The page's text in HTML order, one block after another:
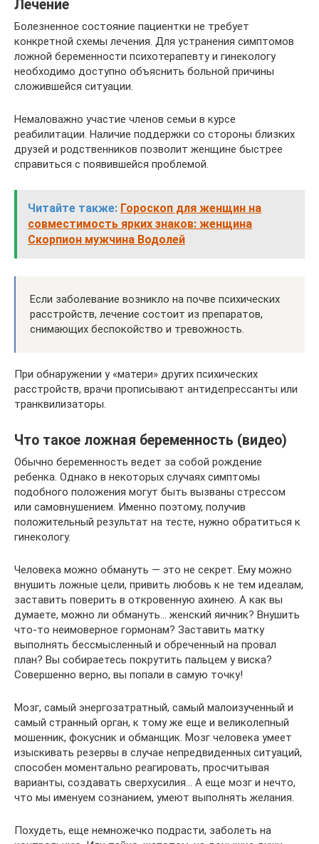
Лечение
Болезненное состояние пациентки не требует
конкретной схемы лечения. Для устранения симптомов
ложной беременности психотерапевту и гинекологу
необходимо доступно объяснить больной причины
сложившейся ситуации.
Немаловажно участие членов семьи в курсе
реабилитации. Наличие поддержки со стороны близких
друзей и родственников позволит женщине быстрее
справиться с появившейся проблемой.
Читайте также: Гороскоп для женщин на
совместимость ярких знаков: женщина
Скорпион мужчина Водолей
Если заболевание возникло на почве психических
расстройств, лечение состоит из препаратов,
снимающих беспокойство и тревожность.
При обнаружении у «матери» других психических
расстройств, врачи прописывают антидепрессанты или
транквилизаторы.
Что такое ложная беременность (видео)
Обычно беременность ведет за собой рождение
ребенка. Однако в некоторых случаях симптомы
подобного положения могут быть вызваны стрессом
или самовнушением. Именно поэтому, получив
положительный результат на тесте, нужно обратиться к
гинекологу.
Человека можно обмануть — это не секрет. Ему можно
внушить ложные цели, привить любовь к не тем идеалам,
заставить поверить в откровенную ахинею. А как вы
думаете, можно ли обмануть… женский яичник? Внушить
что-то неимоверное гормонам? Заставить матку
выполнять бессмысленный и обреченный на провал
план? Вы собираетесь покрутить пальцем у виска?
Совершенно верно, вы попали в самую точку!
Мозг, самый энергозатратный, самый малоизученный и
самый странный орган, к тому же еще и великолепный
мошенник, фокусник и обманщик. Мозг человека умеет
изыскивать резервы в случае непредвиденных ситуаций,
способен моментально реагировать, просчитывая
варианты, создавать сверхусилия… А еще мозг и нечто,
что мы именуем сознанием, умеют выполнять желания.
Похудеть, еще немножечко подрасти, заболеть на